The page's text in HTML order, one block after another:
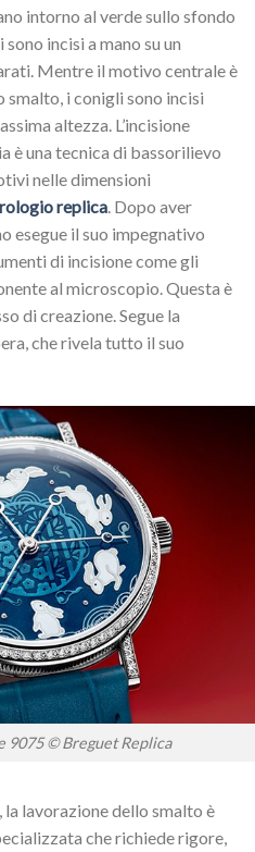
intorno al verde sullo sfondo
incisi a mano su un
Mentre il motivo centrale è
i conigli sono incisi
altezza. L’incisione
è una tecnica di bassorilievo
nelle dimensioni
replica . Dopo aver
esegue il suo impegnativo
di incisione come gli
al microscopio. Questa è
di creazione. Segue la
che rivela tutto il suo
9075 © Breguet Replica
lavorazione dello smalto è
che richiede rigore,